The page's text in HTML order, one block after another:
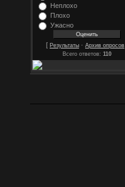
Неплохо
Плохо
Ужасно
[ Результаты · Архив опросов
Всего ответов: 110